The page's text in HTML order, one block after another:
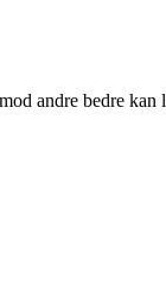
andre bedre kan